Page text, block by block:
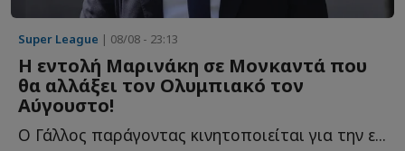
Super League | 08/08 - 23:13
Η εντολή Μαρινάκη σε Μονκαντά που
θα αλλάξει τον Ολυμπιακό τον
Αύγουστο!
Ο Γάλλος παράγοντας κινητοποιείται για την ε...